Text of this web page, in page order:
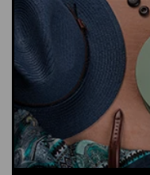
LUE LISÄÄ